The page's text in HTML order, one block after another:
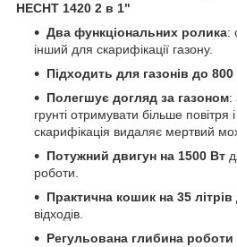
HECHT 1420 2 в 1"
Два функціональних ролика:
інший для скарифікації газону.
Підходить для газонів до
Полегшує догляд за газоном:
грунті отримувати більше
скарифікація видаляє мертвий
Потужний двигун на 1500 Вт
роботи.
Практична кошик на 35 літрів
відходів.
Регульована глибина роботи